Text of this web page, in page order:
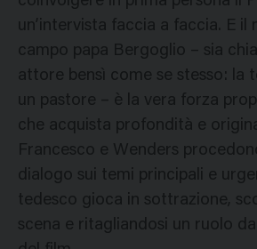
un’intervista faccia a faccia. E il
campo papa Bergoglio – sia
attore bensì come se stesso: la
un pastore – è la vera forza
che acquista profondità e
Francesco e Wenders
dialogo sui temi principali e
tedesco gioca in sottrazione,
scena e ritagliandosi un ruolo